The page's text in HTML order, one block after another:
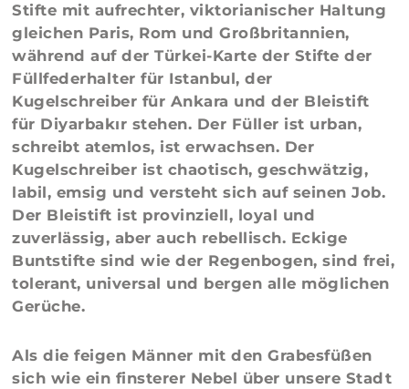
Stifte mit aufrechter, viktorianischer Haltung
gleichen Paris, Rom und Großbritannien,
während auf der Türkei-Karte der Stifte der
Füllfederhalter für Istanbul, der
Kugelschreiber für Ankara und der Bleistift
für Diyarbakır stehen. Der Füller ist urban,
schreibt atemlos, ist erwachsen. Der
Kugelschreiber ist chaotisch, geschwätzig,
labil, emsig und versteht sich auf seinen Job.
Der Bleistift ist provinziell, loyal und
zuverlässig, aber auch rebellisch. Eckige
Buntstifte sind wie der Regenbogen, sind frei,
tolerant, universal und bergen alle möglichen
Gerüche.
Als die feigen Männer mit den Grabesfüßen
sich wie ein finsterer Nebel über unsere Stadt